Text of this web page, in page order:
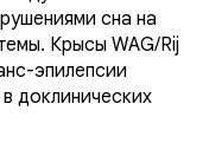
сна на
Крысы WAG/Rij
эпилепсии
доклинических